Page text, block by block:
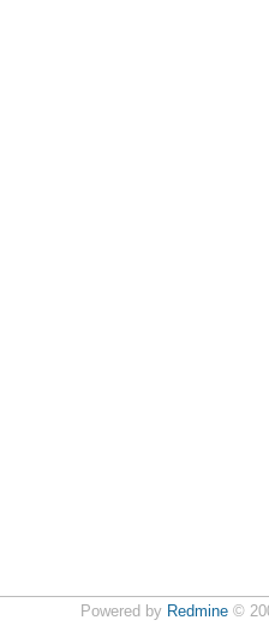
Powered by Redmine©